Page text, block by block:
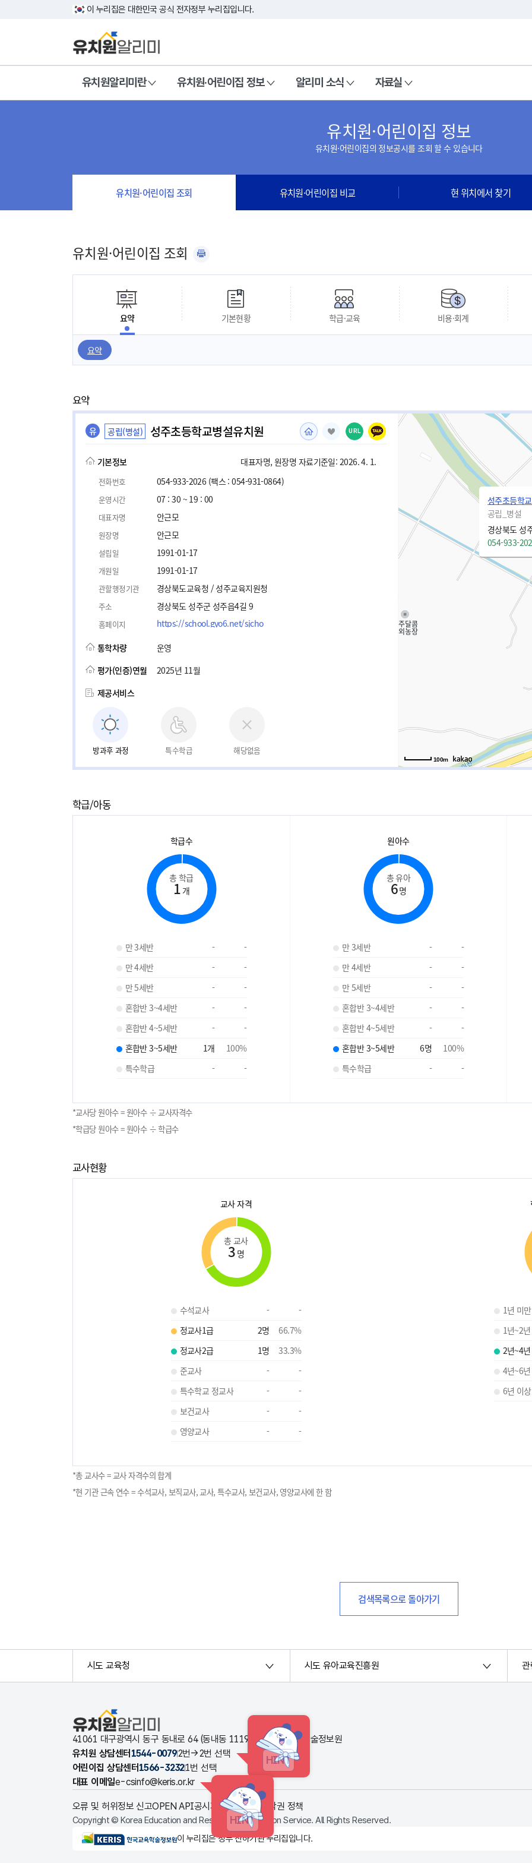
이 누리집은 대한민국 공식 전자정부 누리집입니다.
유치원알리미란 유치원·어린이집 정보 알리미 소식 자료실
유치원·어린이집 정보
유치원·어린이집의 정보공시를 조회 할 수 있습니다
유치원·어린이집 조회 유치원·어린이집 비교 현 위치에서 찾기
유치원·어린이집 조회
요약 기본현황 학급·교육 비용·회계
요약
요약
유 공립(병설) 성주초등학교병설유치원 URL
기본정보 대표자명, 원장명 자료기준일: 2026. 4. 1.
전화번호 054-933-2026 (팩스 : 054-931-0864)
운영시간 07 : 30 ~ 19 : 00
대표자명 안근모
원장명 안근모
설립일 1991-01-17
개원일 1991-01-17
관할행정기관 경상북도교육청 / 성주교육지원청
주소 경상북도 성주군 성주읍4길 9
홈페이지 https://school.gyo6.net/sjcho
통학차량
운영
평가(인증)연월
2025년 11월
제공서비스
방과후 과정 특수학급 해당없음
성주초등학
공립_병설
경상북도 성
054-933-
100m
학급/아동
학급수
총 학급
1 개
만 3세반 -
-
만 4세반
-
-
만 5세반
-
-
혼합반 3~4세반
-
-
혼합반 4~5세반
-
-
혼합반 3~5세반
1개 100%
특수학급
- -
원아수
총 유아
6명
만 3세반 -
-
만 4세반
-
-
만 5세반
-
-
혼합반 3~4세반
-
-
혼합반 4~5세반
-
-
혼합반 3~5세반
6명 100%
특수학급
- -
*교사당 원아수 = 원아수 ÷ 교사자격수
*학급당 원아수 = 원아수 ÷ 학급수
교사현황
교사 자격
총 교사
3 명
수석교사 -
-
정교사1급
2명 66.7%
정교사2급
1명 33.3%
준교사
-
-
특수학교 정교사
-
-
보건교사
-
-
영양교사
- -
1년 미만
1년~2
2년~4
4년~6
6년 이상
*총 교사수 = 교사 자격수의 합계
*현 기관 근속 연수 = 수석교사, 보직교사, 교사, 특수교사, 보건교사, 영양교사에 한 함
검색목록으로 돌아가기
시도 교육청 시도 유아교육진흥원
유치원알리미
41061 대구광역시 동구 동내로 64 (동내동 1119번지) 한국교육학술정보원
유치원 상담센터 1544-00792번→2번 선택
HINT
어린이집 상담센터 1566-32321번 선택
대표 이메일e-csinfo@keris.or.kr
HINT
오류 및 허위정보 신고OPEN API공시자료 다운로드저작권 정책
Copyright © Korea Education and Research Information Service. All Rights Reserved.
KERIS한국교육학술정보원이 누리집은 정부 산하기관 누리집입니다.